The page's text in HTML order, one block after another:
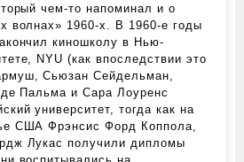
чем-то напоминал и о
волнах» 1960‑х. В 1960‑е годы
киношколу в Нью-
NYU (как впоследствии это
Сьюзан Сейдельман,
Пальма и Сара Лоуренс
университет, тогда как на
США Фрэнсис Форд Коппола,
Лукас получили дипломы